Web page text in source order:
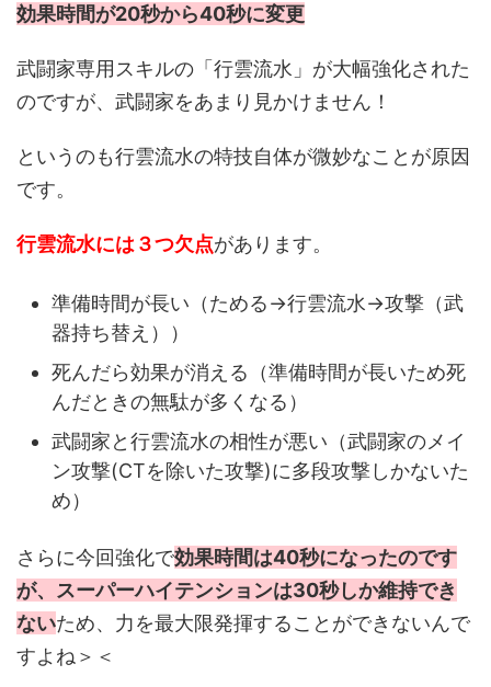
効果時間が20秒から40秒に変更
武闘家専用スキルの「行雲流水」が大幅強化された
のですが、武闘家をあまり見かけません！
というのも行雲流水の特技自体が微妙なことが原因
です。
行雲流水には３つ欠点があります。
準備時間が長い（ためる→行雲流水→攻撃（武
器持ち替え））
死んだら効果が消える（準備時間が長いため死
んだときの無駄が多くなる）
武闘家と行雲流水の相性が悪い（武闘家のメイ
ン攻撃(CTを除いた攻撃)に多段攻撃しかないた
め）
さらに今回強化で効果時間は40秒になったのです
が、スーパーハイテンションは30秒しか維持でき
ないため、力を最大限発揮することができないんで
すよね＞＜